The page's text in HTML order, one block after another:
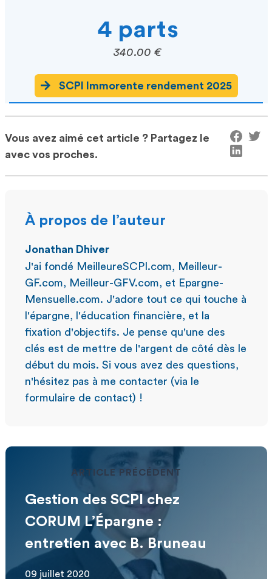
4 parts
340.00 €
SCPI Immorente rendement 2025
Vous avez aimé cet article ? Partagez le
avec vos proches.
À propos de l’auteur
Jonathan Dhiver
J'ai fondé MeilleureSCPI.com, Meilleur-
GF.com, Meilleur-GFV.com, et Epargne-
Mensuelle.com. J'adore tout ce qui touche à
l'épargne, l'éducation financière, et la
fixation d'objectifs. Je pense qu'une des
clés est de mettre de l'argent de côté dès le
début du mois. Si vous avez des questions,
n'hésitez pas à me contacter (via le
formulaire de contact) !
ARTICLE PRÉCÉDENT
Gestion des SCPI chez
CORUM L’Épargne :
entretien avec B. Bruneau
09 juillet 2020